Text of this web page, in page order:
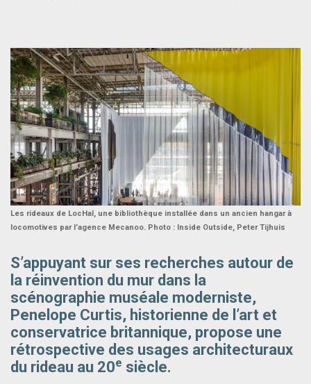
Les rideaux de LocHal, une bibliothèque installée dans un ancien hangar à
locomotives par l’agence Mecanoo. Photo : Inside Outside, Peter Tijhuis
S’appuyant sur ses recherches autour de
la réinvention du mur dans la
scénographie muséale moderniste,
Penelope Curtis, historienne de l’art et
conservatrice britannique, propose une
rétrospective des usages architecturaux
du rideau au 20e siècle.